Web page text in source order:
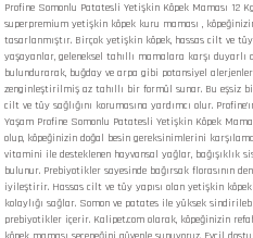
Profine Somonlu Patatesli Yetişkin Köpek Maması 12
superpremium yetişkin köpek kuru maması ,
tasarlanmıştır. Birçok yetişkin köpek, hassas cilt ve
yaşayanlar, geleneksel tahıllı mamalara karşı duyarlı
bulundurarak, buğday ve arpa gibi potansiyel
zenginleştirilmiş az tahıllı bir formül sunar. Bu eşsiz
cilt ve tüy sağlığını korumasına yardımcı olur.
Yaşam Profine Somonlu Patatesli Yetişkin Köpek
olup, köpeğinizin doğal besin gereksinimlerini
vitamini ile desteklenen hayvansal yağlar, bağışıklık
bulunur. Prebiyotikler sayesinde bağırsak florasının
iyileştirir. Hassas cilt ve tüy yapısı olan yetişkin
kolaylığı sağlar. Somon ve patates ile yüksek
prebiyotikler içerir. Kalipet.com olarak, köpeğinizin